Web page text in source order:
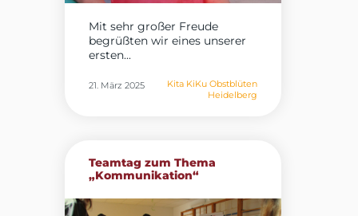
Mit sehr großer Freude
begrüßten wir eines unserer
ersten...
21. März 2025
Kita KiKu Obstblüten
Heidelberg
Teamtag zum Thema
„Kommunikation“